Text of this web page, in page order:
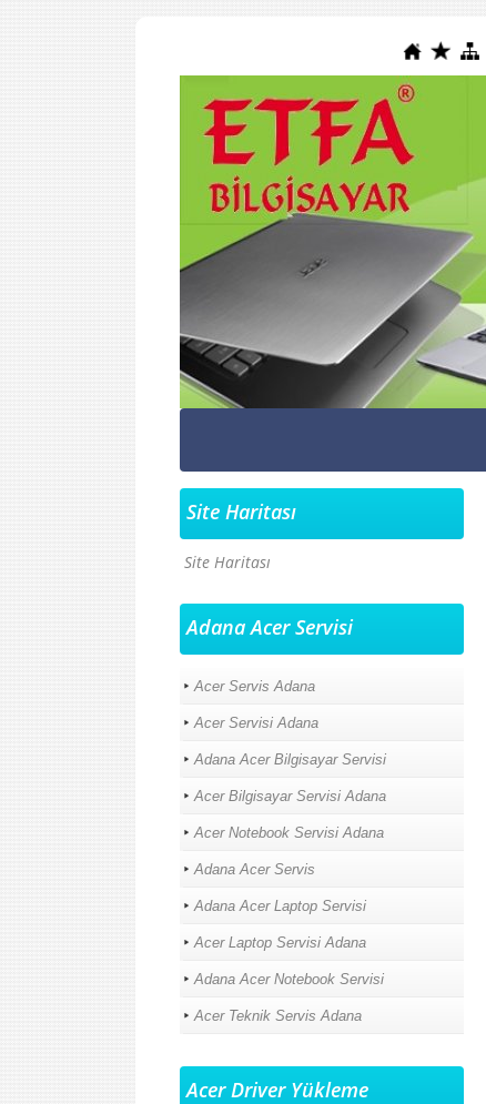
Site Haritası
Site Haritası
Adana Acer Servisi
Acer Servis Adana
Acer Servisi Adana
Adana Acer Bilgisayar Servisi
Acer Bilgisayar Servisi Adana
Acer Notebook Servisi Adana
Adana Acer Servis
Adana Acer Laptop Servisi
Acer Laptop Servisi Adana
Adana Acer Notebook Servisi
Acer Teknik Servis Adana
Acer Driver Yükleme